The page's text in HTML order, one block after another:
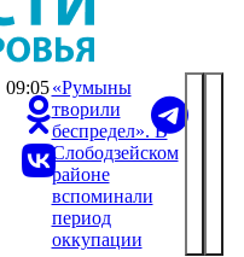
09:05 «Румыны
творили
беспредел». В
Слободзейском
районе
вспоминали
период
оккупации